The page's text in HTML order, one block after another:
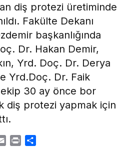
diş protezi üretiminde
Fakülte Dekanı
başkanlığında
Dr. Hakan Demir,
Yrd. Doç. Dr. Derya
Yrd.Doç. Dr. Faik
30 ay önce bor
diş protezi yapmak için
Email Print